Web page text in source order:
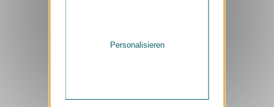
RESERVIEREN
Personalisieren